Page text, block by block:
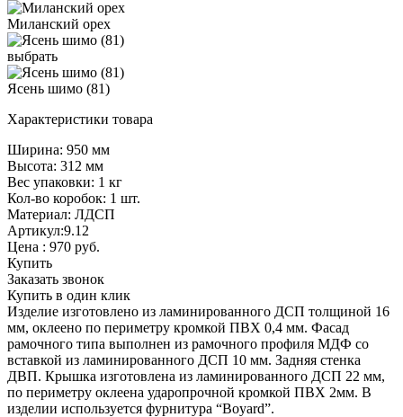
Миланский орех
выбрать
Ясень шимо (81)
Характеристики товара
Ширина: 950 мм
Высота: 312 мм
Вес упаковки: 1 кг
Кол-во коробок: 1 шт.
Материал: ЛДСП
Артикул:9.12
Цена : 970 руб.
Купить
Заказать звонок
Купить в один клик
Изделие изготовлено из ламинированного ДСП толщиной 16
мм, оклеено по периметру кромкой ПВХ 0,4 мм. Фасад
рамочного типа выполнен из рамочного профиля МДФ со
вставкой из ламинированного ДСП 10 мм. Задняя стенка
ДВП. Крышка изготовлена из ламинированного ДСП 22 мм,
по периметру оклеена ударопрочной кромкой ПВХ 2мм. В
изделии используется фурнитура “Boyard”.